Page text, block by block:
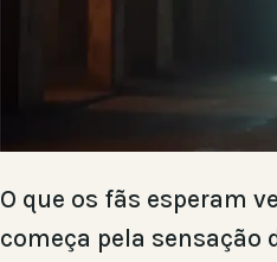
O que os fãs esperam
começa pela sensação